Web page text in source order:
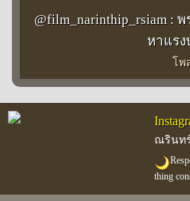
@film_narinthip_rsiam :
หาแรง
โพ
ณรินท
thing